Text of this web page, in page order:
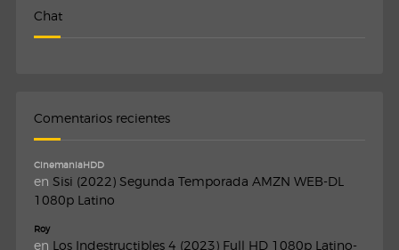
Chat
Comentarios recientes
CinemaniaHDD
en Sisi (2022) Segunda Temporada AMZN WEB-DL
1080p Latino
Roy
en Los Indestructibles 4 (2023) Full HD 1080p Latino-